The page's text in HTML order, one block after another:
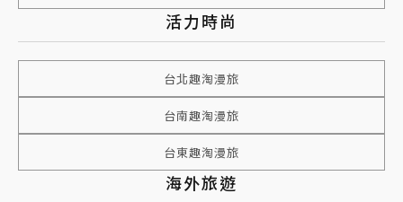
活力時尚
台北趣淘漫旅
台南趣淘漫旅
台東趣淘漫旅
海外旅遊